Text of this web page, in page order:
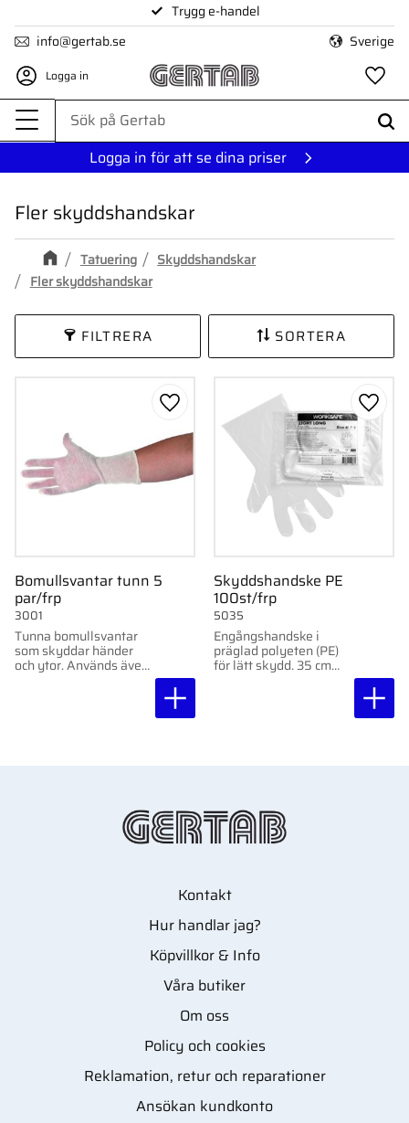
Meny
Trygg e-handel
info@gertab.se
Sverige
Logga in
Logga in för att se dina priser
Fler skyddshandskar
Tatuering
Skyddshandskar
Fler skyddshandskar
FILTRERA SORTERA
Bomullsvantar tunn 5
par/frp
Tunna bomullsvantar
som skyddar händer
och ytor. Används även
som innervante.
3001
Lägg till i favoriter
Skyddshandske PE
100st/frp
Engångshandske i
präglad polyeten (PE)
för lätt skydd. 35 cm
lång, 0,025 mm tjock.
5035
Lägg
Kontakt
Hur handlar jag?
Köpvillkor & Info
Våra butiker
Om oss
Policy och cookies
Reklamation, retur och reparationer
Ansökan kundkonto